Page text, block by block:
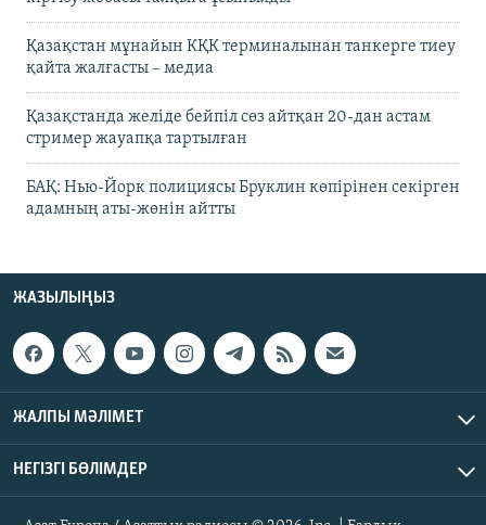
Қазақстан мұнайын КҚК терминалынан танкерге тиеу
қайта жалғасты – медиа
Қазақстанда желіде бейпіл сөз айтқан 20-дан астам
стример жауапқа тартылған
БАҚ: Нью-Йорк полициясы Бруклин көпірінен секірген
адамның аты-жөнін айтты
ЖАЗЫЛЫҢЫЗ
ЖАЛПЫ МӘЛІМЕТ
НЕГІЗГІ БӨЛІМДЕР